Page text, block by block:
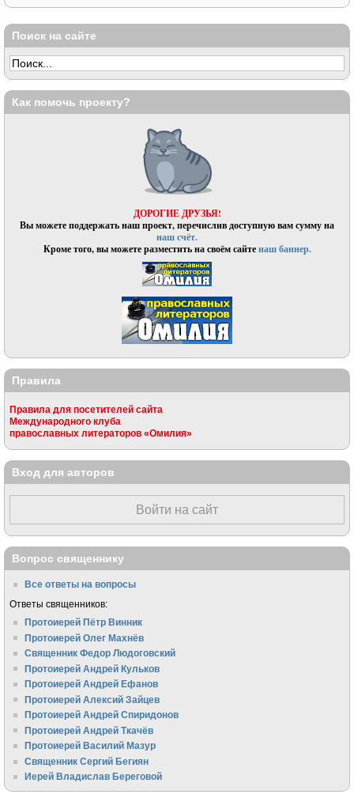
Поиск на сайте
Как помочь проекту?
ДОРОГИЕ ДРУЗЬЯ!
Вы можете поддержать наш проект, перечислив доступную вам сумму на
наш счёт.
Кроме того, вы можете разместить на своём сайтенаш баннер.
Правила
Правила для посетителей сайта
Международного клуба
православных литераторов «Омилия»
Вход для авторов
Войти на сайт
Вопрос священнику
Все ответы на вопросы
Ответы священников:
Протоиерей Пётр Винник
Протоиерей Олег Махнёв
Священник Федор Людоговский
Протоиерей Андрей Кульков
Протоиерей Андрей Ефанов
Протоиерей Алексий Зайцев
Протоиерей Андрей Спиридонов
Протоиерей Андрей Ткачёв
Протоиерей Василий Мазур
Священник Сергий Бегиян
Иерей Владислав Береговой